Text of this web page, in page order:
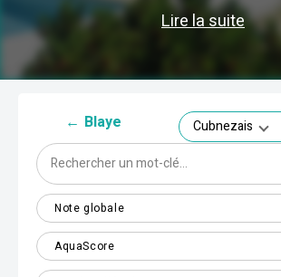
Lire la suite
← Blaye Cubnezais